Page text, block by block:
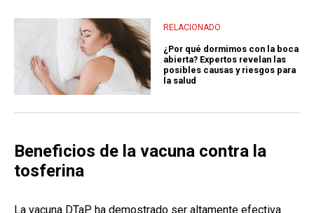
RELACIONADO
¿Por qué dormimos con la boca
abierta? Expertos revelan las
posibles causas y riesgos para
la salud
Beneficios de la vacuna contra la
tosferina
La vacuna DTaP ha demostrado ser altamente efectiva